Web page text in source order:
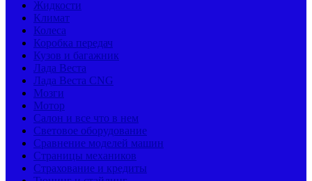
Жидкости
Климат
Колеса
Коробка передач
Кузов и багажник
Лада Веста
Лада Веста CNG
Мозги
Мотор
Салон и все что в нем
Световое оборудование
Сравнение моделей машин
Страницы механиков
Страхование и кредиты